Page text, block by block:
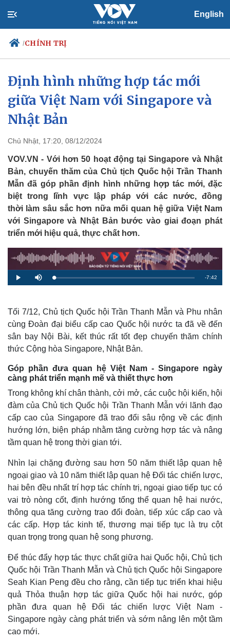
English
/CHÍNH TRỊ
Chính trị
Đảng
Tổ chức nhân sự
Nhận diện sự thật
Xã hội
Biển đảo
Định hình những hợp tác mới
giữa Việt Nam với Singapore và
Nhật Bản
Chủ Nhật, 17:20, 08/12/2024
VOV.VN - Với hơn 50 hoạt động tại Singapore và Nhật
Bản, chuyến thăm của Chủ tịch Quốc hội Trần Thanh
Mẫn đã góp phần định hình những hợp tác mới, đặc
biệt trong lĩnh vực lập pháp với các nước, đồng
thời làm sâu sắc hơn nữa mối quan hệ giữa Việt Nam
với Singapore và Nhật Bản bước vào giai đoạn phát
triển mới hiệu quả, thực chất hơn.
P
l
M
u
L
o
:
1
.
3
%
R
a
i
T
i
e
-7:42
Tối 7/12, Chủ tịch Quốc hội Trần Thanh Mẫn và Phu nhân
cùng Đoàn đại biểu cấp cao Quốc hội nước ta đã về đến
sân bay Nội Bài, kết thúc rất tốt đẹp chuyến thăm chính
thức Cộng hòa Singapore, Nhật Bản.
Góp phần đưa quan hệ Việt Nam - Singapore ngày
càng phát triển mạnh mẽ và thiết thực hơn
Trong không khí chân thành, cởi mở, các cuộc hội kiến, hội
đàm của Chủ tịch Quốc hội Trần Thanh Mẫn với lãnh đạo
cấp cao của Singapore đã trao đổi sâu rộng về các định
hướng lớn, biện pháp nhằm tăng cường hợp tác và nâng
tầm quan hệ trong thời gian tới.
Nhìn lại chặng đường sau hơn 50 năm thiết lập quan hệ
ngoại giao và 10 năm thiết lập quan hệ Đối tác chiến lược,
hai bên đều nhất trí hợp tác chính trị, ngoại giao tiếp tục có
vai trò nòng cốt, định hướng tổng thể quan hệ hai nước,
thông qua tăng cường trao đổi đoàn, tiếp xúc cấp cao và
các cấp. Hợp tác kinh tế, thương mại tiếp tục là trụ cột
quan trọng trong quan hệ song phương.
Để thúc đẩy hợp tác thực chất giữa hai Quốc hội, Chủ tịch
Quốc hội Trần Thanh Mẫn và Chủ tịch Quốc hội Singapore
Seah Kian Peng đều cho rằng, cần tiếp tục triển khai hiệu
quả Thỏa thuận hợp tác giữa Quốc hội hai nước, góp
phần đưa quan hệ Đối tác chiến lược Việt Nam -
Singapore ngày càng phát triển và sớm nâng lên một tầm
cao mới.